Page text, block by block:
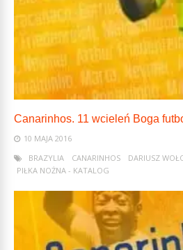
Canarinhos. 11 wcieleń Boga
10 MAJA 2016
BRAZYLIA
CANARINHOS
DARIUSZ
PIŁKA NOŻNA - KATALOG